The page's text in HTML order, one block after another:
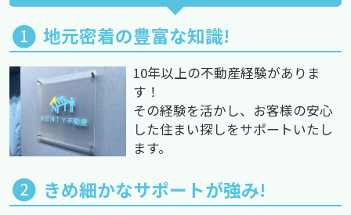
地元密着の豊富な知識!
10年以上の不動産経験がありま
す！
その経験を活かし、お客様の安心
した住まい探しをサポートいたし
ます。
きめ細かなサポートが強み!